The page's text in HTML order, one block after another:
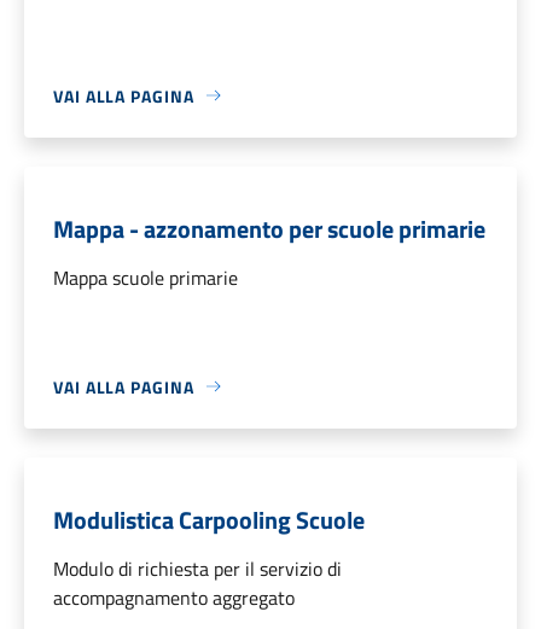
VAI ALLA PAGINA
Mappa - azzonamento per scuole primarie
Mappa scuole primarie
VAI ALLA PAGINA
Modulistica Carpooling Scuole
Modulo di richiesta per il servizio di
accompagnamento aggregato